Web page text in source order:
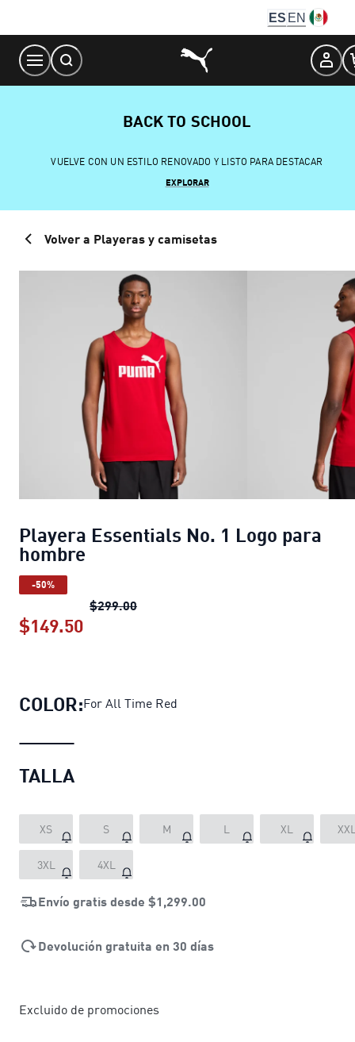
Content
ES EN
BACK TO SCHOOL
VUELVE CON UN ESTILO RENOVADO Y LISTO PARA DESTACAR
EXPLORAR
Volver a Playeras y camisetas
Playera Essentials No. 1 Logo para
hombre
-50%
$299.00Playera Essentials No. 1 Logo para
$149.50
COLOR:For All Time Red
TALLA
XS S M L XL
3XL 4XL
Envío gratis desde $1,299.00
Devolución gratuita en 30 días
Excluido de promociones